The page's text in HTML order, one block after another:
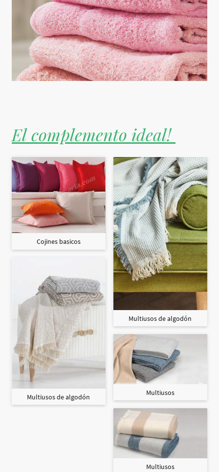
El complemento ideal!
Cojines basicos
Multiusos de algodón
Multiusos de algodón
Multiusos
Multiusos